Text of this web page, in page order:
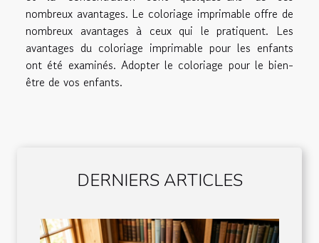
nombreux avantages. Le coloriage imprimable offre de
nombreux avantages à ceux qui le pratiquent. Les
avantages du coloriage imprimable pour les enfants
ont été examinés. Adopter le coloriage pour le bien-
être de vos enfants.
DERNIERS ARTICLES